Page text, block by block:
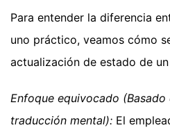
Para entender la diferencia
uno práctico, veamos cómo
actualización de estado de
Enfoque equivocado
traducción mental): El